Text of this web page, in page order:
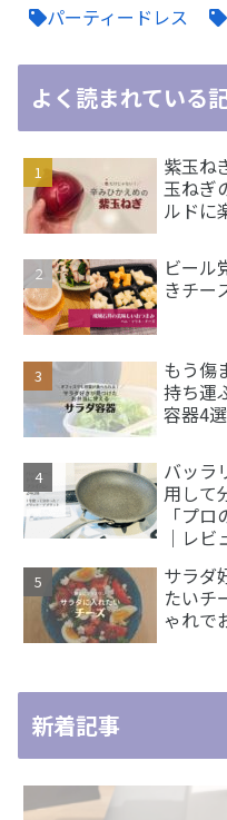
パーティードレス
よく読まれている
紫玉ね
玉ねぎ
ルドに
ビール
きチー
もう傷
持ち運
容器4選
バッラ
用して
「プ
｜レビ
サラダ
たいチ
ゃれで
新着記事